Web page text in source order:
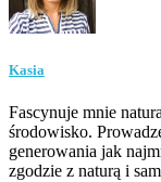
Kasia
Fascynuje mnie
środowisko.
generowania jak
zgodzie z naturą i